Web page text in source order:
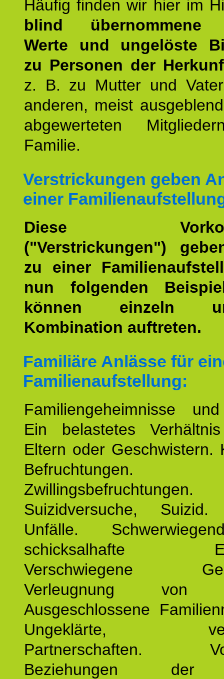
Häufig finden wir hier im
blind übernommene
Werte und ungelöste
zu Personen der
z. B. zu Mutter und
anderen, meist
abgewerteten
Familie.
Verstrickungen geben
einer
Diese
("Verstrickungen")
zu einer
nun folgenden
können einzeln
Kombination auftreten.
Familiäre Anlässe für
Familienaufstellung:
Familiengeheimnisse
Ein belastetes
Eltern oder Geschwistern.
Befruchtungen.
Zwillingsbefruchtungen.
Suizidversuche, Suizid.
Unfälle.
schicksalhafte
Verschwiegene
Verleugnung von
Ausgeschlossene
Ungeklärte,
Partnerschaften.
Beziehungen der